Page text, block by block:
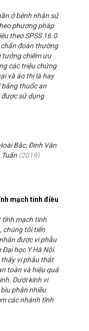
ở bệnh nhân sử
phương pháp
theo SPSS 16.0.
đoán thường
tưởng chiếm ưu
các triệu chứng
và ảo thị là hay
thuốc an
được sử dụng
mạch tinh điều
Bắc; Đinh Văn
Tuấn (2019)
tĩnh mạch tinh
chúng tôi tiến
được vi phẫu
học Y Hà Nội.
vi phẫu thắt
toàn và hiệu quả
Dưới kính vi
phân nhiều
các nhánh tĩnh